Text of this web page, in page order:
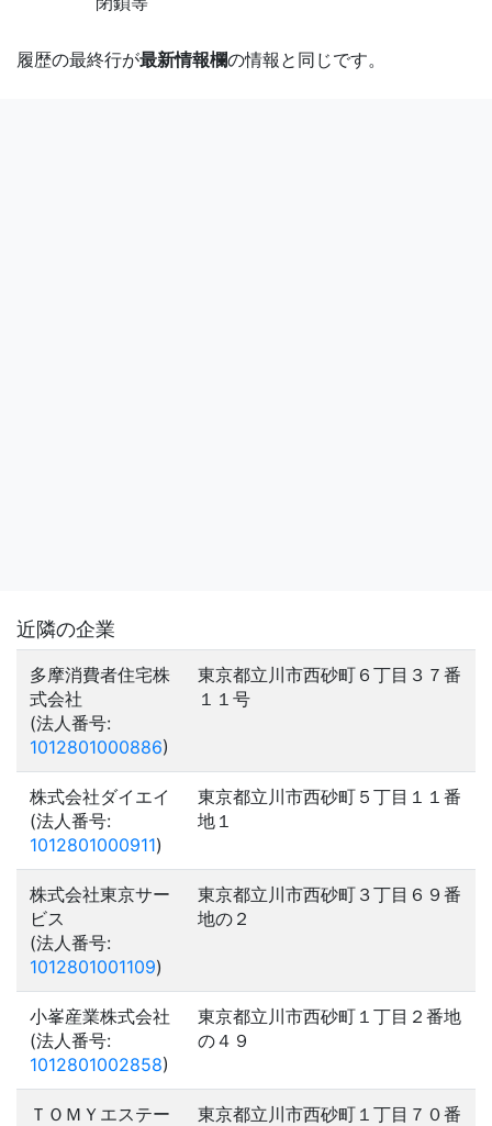
履歴の最終行が最新情報欄の情報と同じです。
近隣の企業
多摩消費者住宅株
式会社
(法人番号:
1012801000886)
東京都立川市西砂町６丁目３７番
１１号
株式会社ダイエイ
(法人番号:
1012801000911)
東京都立川市西砂町５丁目１１番
地１
株式会社東京サー
ビス
(法人番号:
1012801001109)
東京都立川市西砂町３丁目６９番
地の２
小峯産業株式会社
(法人番号:
1012801002858)
東京都立川市西砂町１丁目２番地
の４９
ＴＯＭＹエステー
東京都立川市西砂町１丁目７０番